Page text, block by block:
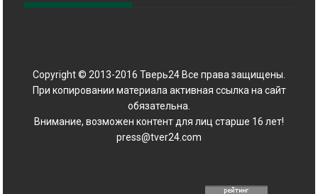
Copyright © 2013-2016 Тверь24 Все права защищены.
При копировании материала активная ссылка на сайт
обязательна.
Внимание, возможен контент для лиц старше 16 лет!
press@tver24.com